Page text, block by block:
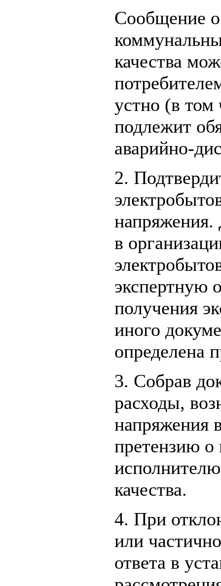
Сообщение о
качества
устно (в том
подлежит
аварийно-
2.
напряжения.
в
экспертную
получения
иного
определена
3. Собрав
расходы,
напряжения
претензию
качества.
4. При
или
ответа в